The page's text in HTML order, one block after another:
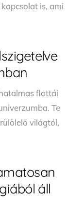
is, ami
flottái
Te
világtól,
áll